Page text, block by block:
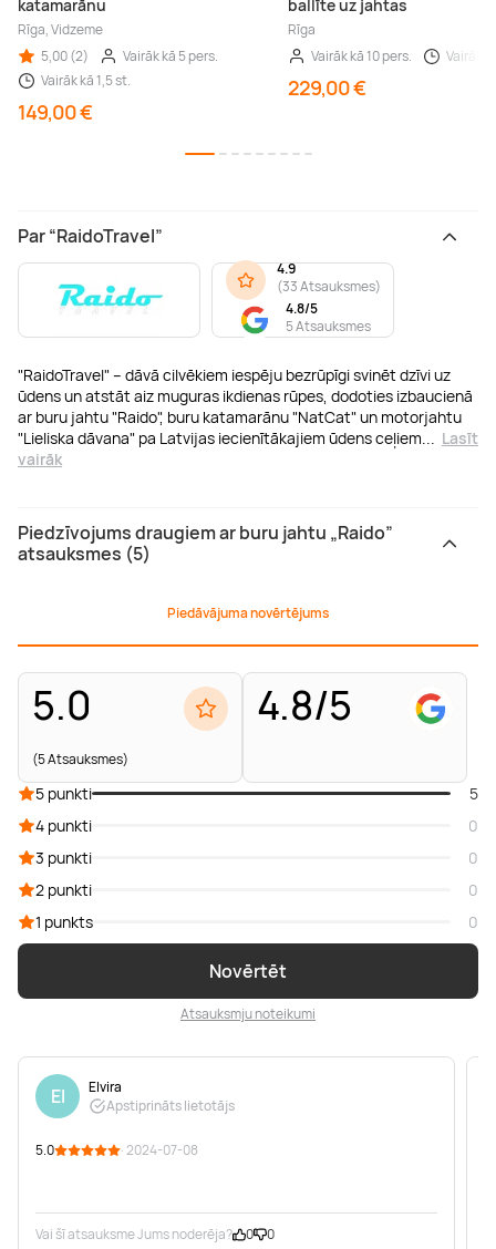
katamarānu
Rīga, Vidzeme
5,00 (2)
Vairāk kā 5 pers.
Vairāk kā 1,5 st.
149,00 €
ballīte uz jahtas
Rīga
Vairāk kā 10 pers.
Vairāk
229,00 €
Par “RaidoTravel”
"RaidoTravel" – dāvā cilvēkiem iespēju bezrūpīgi svinēt dzīvi uz
ūdens un atstāt aiz muguras ikdienas rūpes, dodoties izbaucienā
ar buru jahtu "Raido", buru katamarānu "NatCat" un motorjahtu
"Lieliska dāvana" pa Latvijas iecienītākajiem ūdens ceļiem
Lasīt
vairāk
4.9
(33 Atsauksmes)
4.8/5
5 Atsauksmes
Piedzīvojums draugiem ar buru jahtu „Raido”
atsauksmes (5)
Piedāvājuma novērtējums
5.0
(5 Atsauksmes)
4.8/5
Novērtēt
Atsauksmju noteikumi
5 punkti
5
4 punkti
0
3 punkti
0
2 punkti
0
1 punkts
0
El
Elvira
Apstiprināts lietotājs
5.0 · 2024-07-08
Vai šī atsauksme Jums noderēja? 0 0